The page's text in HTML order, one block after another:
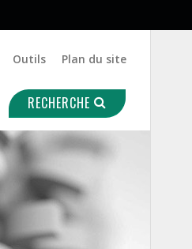
Outils Plan du site
RECHERCHE